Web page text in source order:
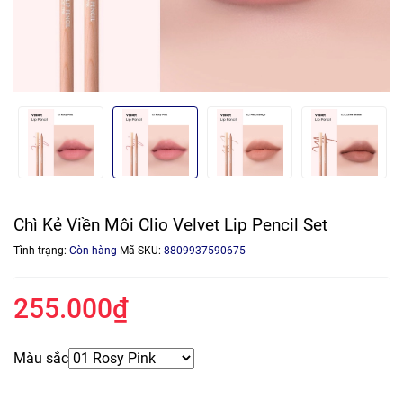
Chì Kẻ Viền Môi Clio Velvet Lip Pencil Set
Tình trạng: Còn hàng Mã SKU: 8809937590675
255.000₫
Màu sắc